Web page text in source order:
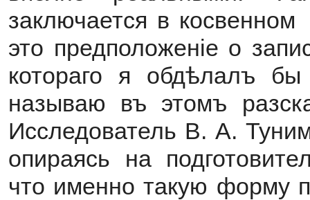
заключается в
это предположеніе о
котораго я обдѣлалъ
называю въ этомъ
Исследователь В. А.
опираясь на
что именно такую форму